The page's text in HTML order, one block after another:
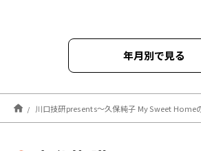
年月別で見る
2026年03月
2025年03月
川口技研presents～久保純子 My Sweet Home